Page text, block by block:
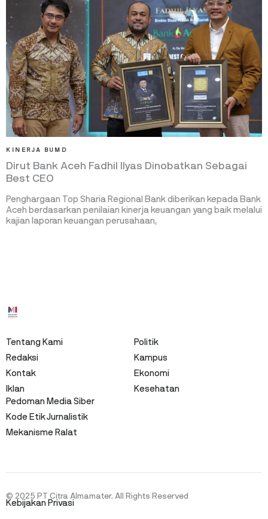
KINERJA BUMD
Dirut Bank Aceh Fadhil Ilyas Dinobatkan Sebagai
Best CEO
Penghargaan Top Sharia Regional Bank diberikan kepada Bank
Aceh berdasarkan penilaian kinerja keuangan yang baik melalui
kajian laporan keuangan perusahaan,
Tentang Kami
Redaksi
Kontak
Iklan
Politik
Kampus
Ekonomi
Kesehatan
Pedoman Media Siber
Kode Etik Jurnalistik
Mekanisme Ralat
© 2025 PT Citra Almamater. All Rights Reserved
Kebijakan Privasi